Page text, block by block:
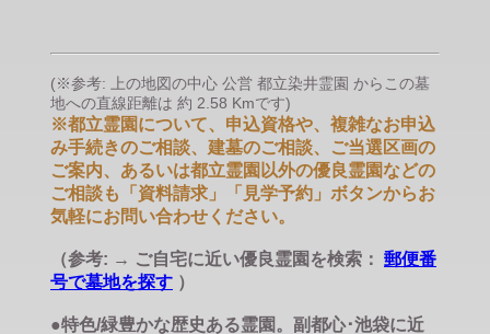
(※参考: 上の地図の中心 公営 都立染井霊園 からこの墓
地への直線距離は 約 2.58 Kmです)
※都立霊園について、申込資格や、複雑なお申込
み手続きのご相談、建墓のご相談、ご当選区画の
ご案内、あるいは都立霊園以外の優良霊園などの
ご相談も「資料請求」「見学予約」ボタンからお
気軽にお問い合わせください。
（参考: → ご自宅に近い優良霊園を検索： 郵便番
号で墓地を探す ）
●特色/緑豊かな歴史ある霊園。副都心･池袋に近